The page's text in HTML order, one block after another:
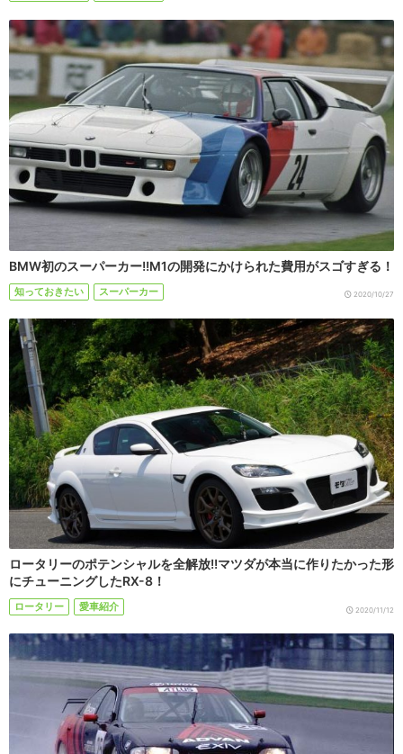
BMW初のスーパーカー!!M1の開発にかけられた費用がスゴすぎる！
知っておきたい スーパーカー 2020/10/27
ロータリーのポテンシャルを全解放!!マツダが本当に作りたかった形
にチューニングしたRX-8！
ロータリー 愛車紹介 2020/11/12